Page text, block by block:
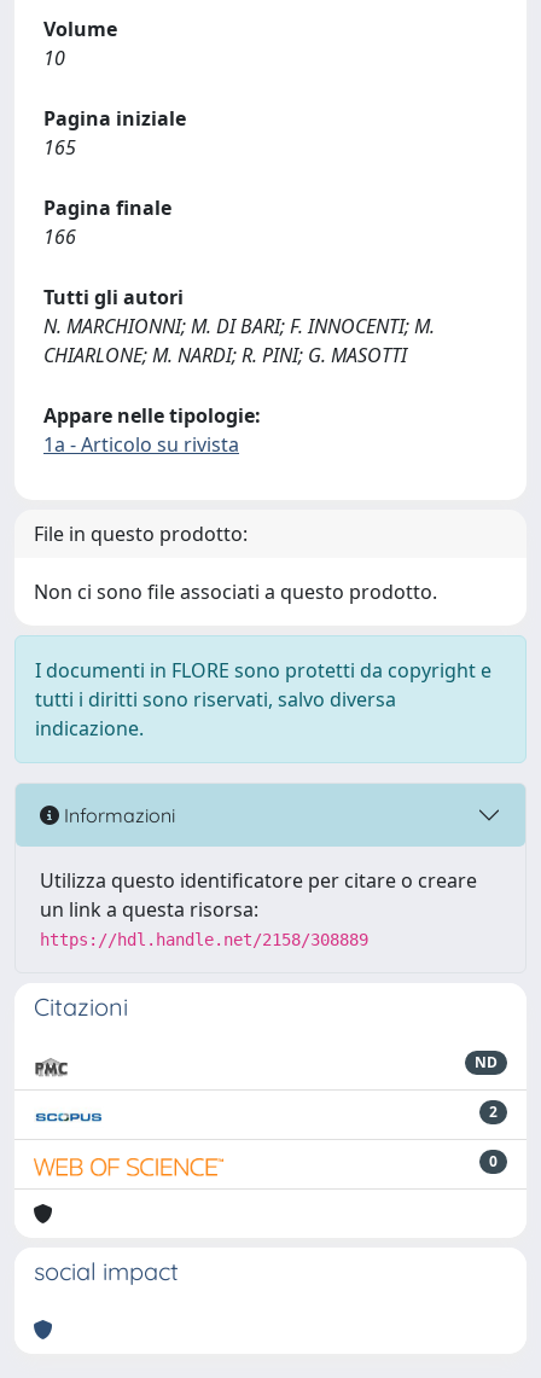
Volume
10
Pagina iniziale
165
Pagina finale
166
Tutti gli autori
N. MARCHIONNI; M. DI BARI; F. INNOCENTI; M.
CHIARLONE; M. NARDI; R. PINI; G. MASOTTI
Appare nelle tipologie:
1a - Articolo su rivista
File in questo prodotto:
Non ci sono file associati a questo prodotto.
I documenti in FLORE sono protetti da copyright e
tutti i diritti sono riservati, salvo diversa
indicazione.
Informazioni
Utilizza questo identificatore per citare o creare
un link a questa risorsa:
https://hdl.handle.net/2158/308889
Citazioni
ND
2
0
social impact